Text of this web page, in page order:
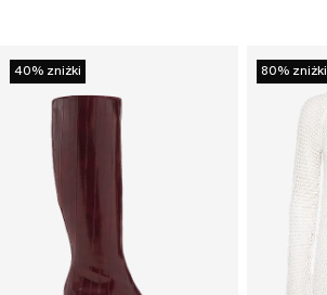
40% zniżki 80% zniżki